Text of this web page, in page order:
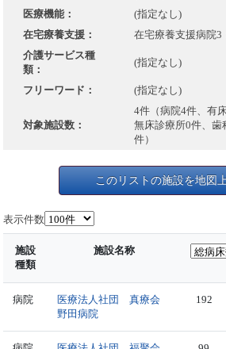
医療機能：
(指定なし)
在宅療養支援：
在宅療養支援病院3
介護サービス種
類：
(指定なし)
フリーワード： (指定なし)
対象施設数：
4件（病院4件、有
無床診療所0件、歯
件）
このリストの施設を地図
表示件数
施設
種類
施設名称
病院
医療法人社団 真療会
野田病院
192